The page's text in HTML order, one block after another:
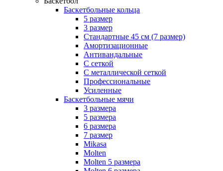
Баскетбольные кольца
5 размер
3 размер
Стандартные 45 см (7 размер)
Амортизационные
Антивандальные
С сеткой
С металлической сеткой
Профессиональные
Усиленные
Баскетбольные мячи
3 размера
5 размера
6 размера
7 размер
Mikasa
Molten
Molten 5 размера